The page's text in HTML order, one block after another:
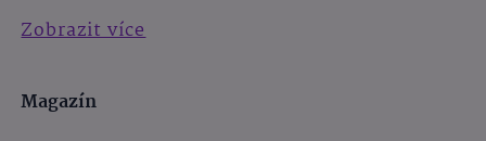
Zobrazit více
Magazín